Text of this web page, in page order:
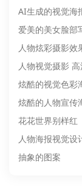
AI生成的视觉海
爱美的美女脸部
人物炫彩摄影效
人物视觉摄影
炫酷的视觉色彩
炫酷的人物宣传
花花世界别样红
人物海报视觉设
抽象的图案